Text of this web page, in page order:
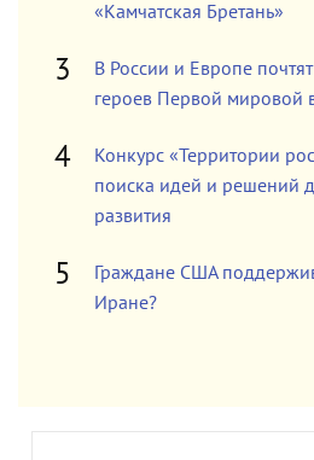
«Камчатская Бретань»
В России и Европе
героев Первой мировой
Конкурс «Территории
поиска идей и решений
развития
Граждане США
Иране?